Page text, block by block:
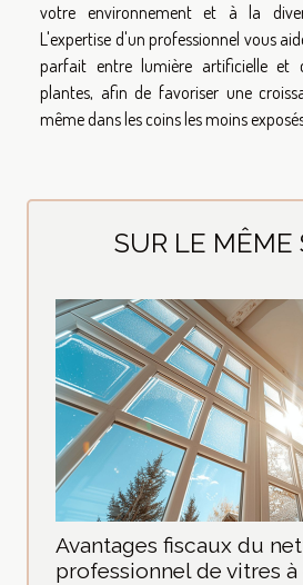
votre environnement et à la
L'expertise d'un professionnel vous
parfait entre lumière artificielle et
plantes, afin de favoriser une
même dans les coins les moins
SUR LE MÊME
Avantages fiscaux du
professionnel de vitres